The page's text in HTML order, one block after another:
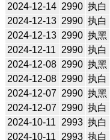
2024-12-14 2990 执白
2024-12-13 2990 执白
2024-12-13 2990 执黑
2024-12-11
2990 执白
2024-12-08 2990 执黑
2024-12-08 2990 执白
2024-12-07 2990 执黑
2024-12-07 2990 执白
2024-10-11
2993 执白
2024-10-11
2993 执白